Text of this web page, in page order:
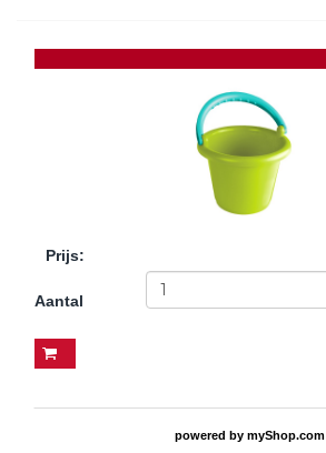
Prijs:
Aantal
powered by myShop.com